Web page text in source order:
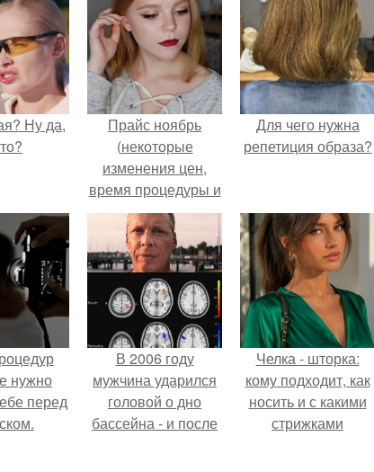
Ну да,
Прайс ноябрь
(некоторые
изменения цен,
время процедуры и
условия записи)
тел. 89638818689,
территориально ул.
делегатская 36.
Для чего нужна
репетиция образа?
нужно
перед
В 2006 году
мужчина ударился
головой о дно
бассейна - и после
Челка - шторка:
кому подходит, как
носить и с какими
стрижками